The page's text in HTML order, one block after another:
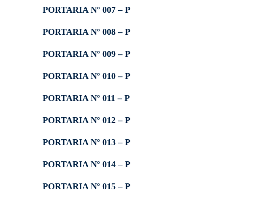
PORTARIA Nº 007 – P
PORTARIA Nº 008 – P
PORTARIA Nº 009 – P
PORTARIA Nº 010 – P
PORTARIA Nº 011 – P
PORTARIA Nº 012 – P
PORTARIA Nº 013 – P
PORTARIA Nº 014 – P
PORTARIA Nº 015 – P